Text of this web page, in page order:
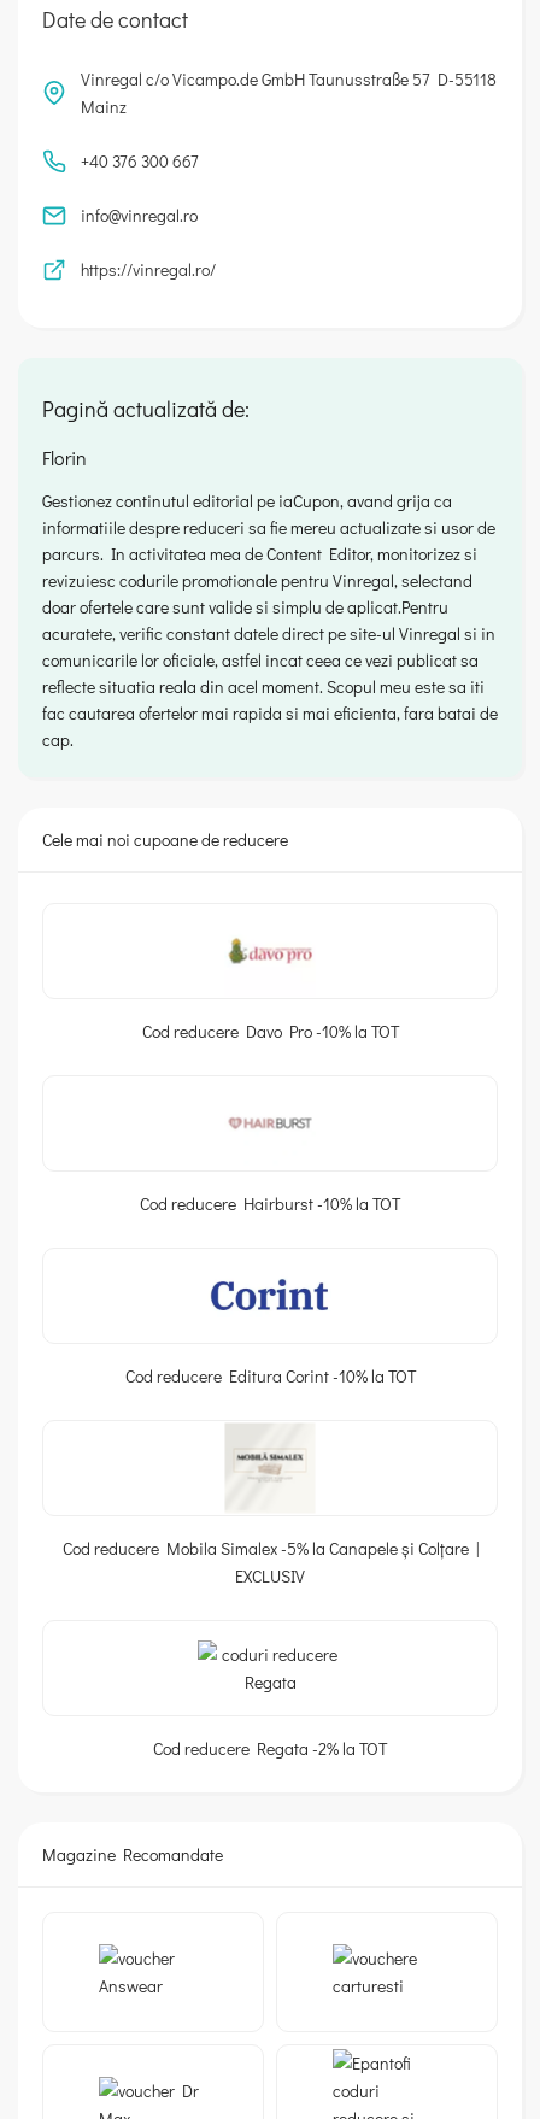
Date de contact
Vinregal c/o Vicampo.de GmbH Taunusstraße 57 D-55118
Mainz
+40 376 300 667
info@vinregal.ro
https://vinregal.ro/
Pagină actualizată de:
Florin
Gestionez continutul editorial pe iaCupon, avand grija ca
informatiile despre reduceri sa fie mereu actualizate si usor de
parcurs. In activitatea mea de Content Editor, monitorizez si
revizuiesc codurile promotionale pentru Vinregal, selectand
doar ofertele care sunt valide si simplu de aplicat.Pentru
acuratete, verific constant datele direct pe site-ul Vinregal si in
comunicarile lor oficiale, astfel incat ceea ce vezi publicat sa
reflecte situatia reala din acel moment. Scopul meu este sa iti
fac cautarea ofertelor mai rapida si mai eficienta, fara batai de
cap.
Cele mai noi cupoane de reducere
Cod reducere Davo Pro -10% la TOT
Cod reducere Hairburst -10% la TOT
Cod reducere Editura Corint -10% la TOT
Cod reducere Mobila Simalex -5% la Canapele și Colțare |
EXCLUSIV
Cod reducere Regata -2% la TOT
Magazine Recomandate